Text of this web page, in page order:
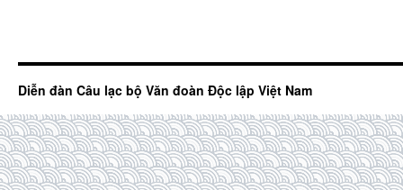
Diễn đàn Câu lạc bộ Văn đoàn Độc lập Việt Nam